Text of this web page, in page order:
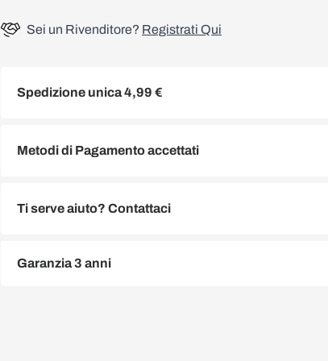
Sei un Rivenditore? Registrati Qui
Spedizione unica 4,99 €
Metodi di Pagamento accettati
Ti serve aiuto? Contattaci
Garanzia 3 anni